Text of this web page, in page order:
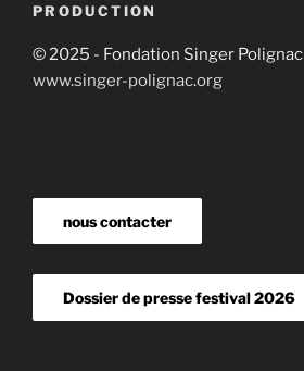
PRODUCTION
© 2025 - Fondation Singer Polignac
www.singer-polignac.org
nous contacter
Dossier de presse festival 2026